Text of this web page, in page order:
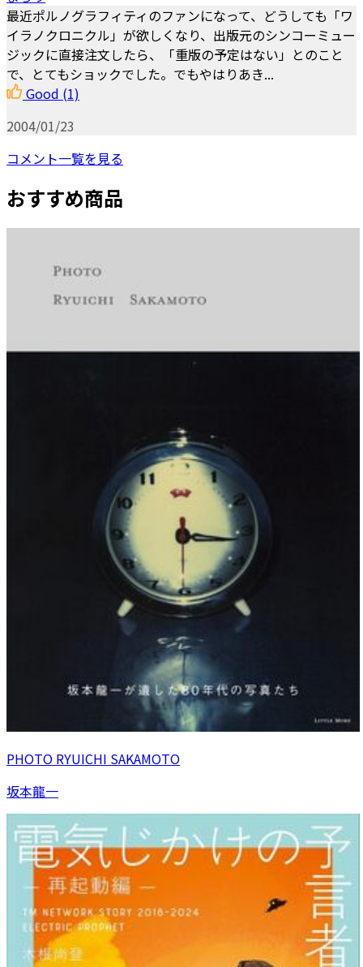
最近ポルノグラフィティのファンになって、どうしても「ワ
イラノクロニクル」が欲しくなり、出版元のシンコーミュー
ジックに直接注文したら、「重版の予定はない」とのこと
で、とてもショックでした。でもやはりあき...
Good (1)
2004/01/23
コメント一覧を見る
おすすめ商品
PHOTO RYUICHI SAKAMOTO
坂本龍一